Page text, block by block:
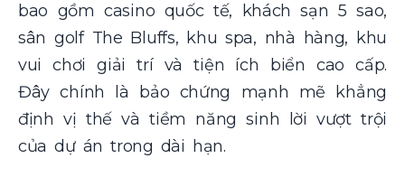
bao gồm casino quốc tế, khách sạn 5 sao,
sân golf The Bluffs, khu spa, nhà hàng, khu
vui chơi giải trí và tiện ích biển cao cấp.
Đây chính là bảo chứng mạnh mẽ khẳng
định vị thế và tiềm năng sinh lời vượt trội
của dự án trong dài hạn.